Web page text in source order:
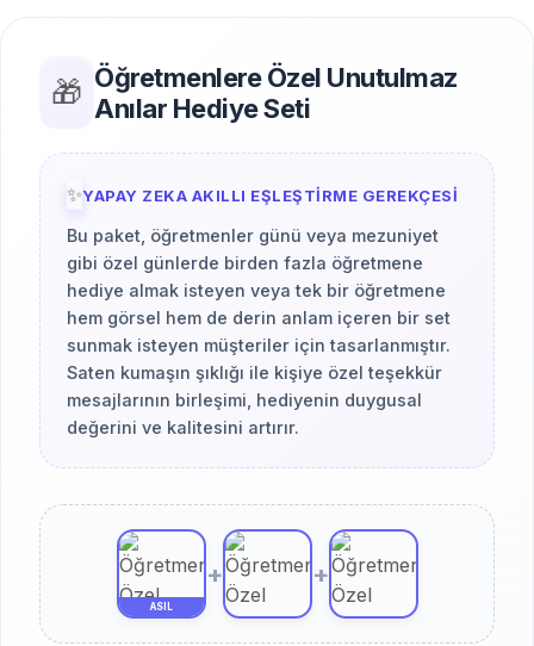
🎁 Öğretmenlere Özel Unutulmaz
Anılar Hediye Seti
✨YAPAY ZEKA AKILLI EŞLEŞTIRME GEREKÇESI
Bu paket, öğretmenler günü veya mezuniyet
gibi özel günlerde birden fazla öğretmene
hediye almak isteyen veya tek bir öğretmene
hem görsel hem de derin anlam içeren bir set
sunmak isteyen müşteriler için tasarlanmıştır.
Saten kumaşın şıklığı ile kişiye özel teşekkür
mesajlarının birleşimi, hediyenin duygusal
değerini ve kalitesini artırır.
ASIL
+ +